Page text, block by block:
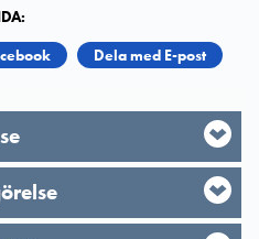
Dela med E-post